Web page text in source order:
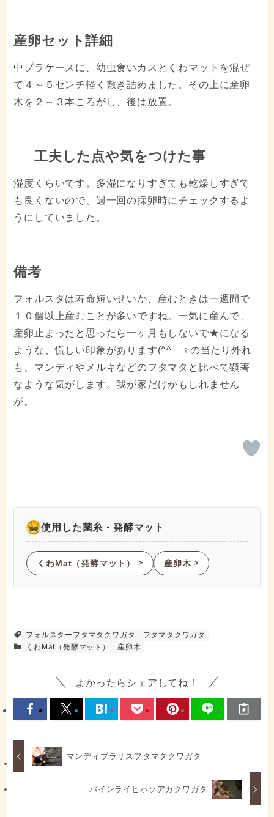
産卵セット詳細
中プラケースに、幼虫食いカスとくわマットを混ぜ
て４～５センチ軽く敷き詰めました。その上に産卵
木を２～３本ころがし、後は放置。
工夫した点や気をつけた事
湿度くらいです。多湿になりすぎても乾燥しすぎて
も良くないので、週一回の採卵時にチェックするよ
うにしていました。
備考
フォルスタは寿命短いせいか、産むときは一週間で
１０個以上産むことが多いですね。一気に産んで、
産卵止まったと思ったら一ヶ月もしないで★になる
ような、慌しい印象があります(^^ゞ♀の当たり外れ
も、マンディやメルキなどのフタマタと比べて顕著
なような気がします。我が家だけかもしれません
が。
使用した菌糸・発酵マット
くわMat（発酵マット） ᐳ 産卵木 ᐳ
フォルスターフタマタクワガタ
フタマタクワガタ
くわMat（発酵マット）
産卵木
よかったらシェアしてね！
マンディブラリスフタマタクワガタ
バインライヒホソアカクワガタ